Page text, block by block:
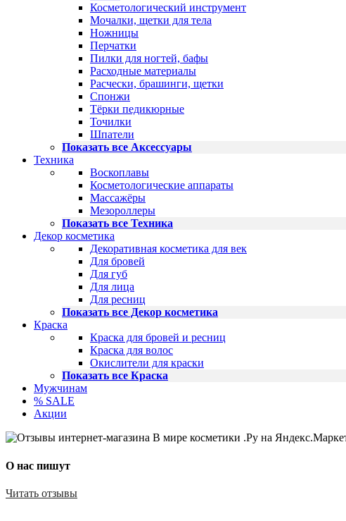
Косметологический инструмент
Мочалки, щетки для тела
Ножницы
Перчатки
Пилки для ногтей, бафы
Расходные материалы
Расчески, брашинги, щетки
Спонжи
Тёрки педикюрные
Точилки
Шпатели
Показать все Аксессуары
Техника
Воскоплавы
Косметологические аппараты
Массажёры
Мезороллеры
Показать все Техника
Декор косметика
Декоративная косметика для век
Для бровей
Для губ
Для лица
Для ресниц
Показать все Декор косметика
Краска
Краска для бровей и ресниц
Краска для волос
Окислители для краски
Показать все Краска
Мужчинам
% SALE
Акции
О нас пишут
Читать отзывы